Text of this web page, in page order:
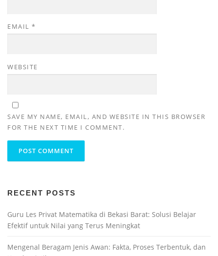
EMAIL *
WEBSITE
SAVE MY NAME, EMAIL, AND WEBSITE IN THIS BROWSER
FOR THE NEXT TIME I COMMENT.
RECENT POSTS
Guru Les Privat Matematika di Bekasi Barat: Solusi Belajar
Efektif untuk Nilai yang Terus Meningkat
Mengenal Beragam Jenis Awan: Fakta, Proses Terbentuk, dan